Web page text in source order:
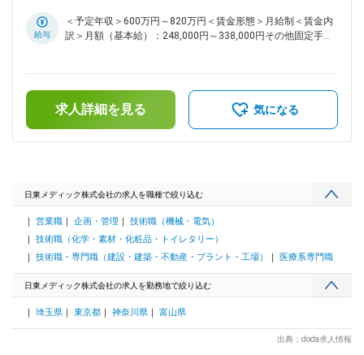
程度。お客様に合わせた対応で信頼関係を構築していきます。
地域の眼科医療について考えられる方は当社の営業スタイルに
東京都墨田区、北区、中央区等を予定 ■当社の特徴： ◇当社
は、眼科用の医薬品に特化し、点眼薬の市場シェアは、国内ト
ップクラスです。ドラッグストアなどで手にする目薬の3割強
が当社で製造している製品です。 ◇薬事法改正に伴う医薬品の
に広げてきていく計画があり、成長性のある会社です。 ■企業
理念： ◇「使う人の立場で、それ以上を目指す」 製造・販売
業として、点眼薬を手元で使用している患者様とは直接お会い
する機会はありません。しかし、なくてはならないものとして
手元においている方がいるからこそ、信頼に応える使命感をも
す」 医薬品製造の基本は、確かな品質の製品を使用者の負担
やコストを抑え、安定供給してゆくことです。原料の受け入れ
から製造・出荷、営業・販売までそれぞれ立場は異なります
給与
＜予定年収＞600万円～820万円＜賃金形態＞月給制＜賃金内
訳＞月額（基本給）：248,000円～338,000円その他固定手当/
（前年度実績）※評価期間全期間在籍した方が対象となり、初
年度は対象となりません。※予定年収には家賃補助を含んでお
ります。賃金はあくまでも目安の金額であり、選考を通じて上
求人詳細を見る 気になる
日東メディック株式会社の求人を職種で絞り込む
営業職 企画・管理
技術職（機械・電気）
技術職（化学・素材・化粧品・トイレタリー）
技術職・専門職（建設・建築・不動産・プラント・工場）
医療系専門職
日東メディック株式会社の求人を勤務地で絞り込む
埼玉県 東京都 神奈川県 富山県
出典：doda求人情報